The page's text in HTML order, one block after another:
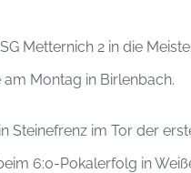
Metternich 2 in die
Montag in Birlenbach.
im Tor der
6:0-Pokalerfolg in